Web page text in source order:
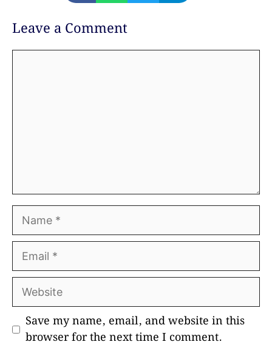
Leave a Comment
Name
Email
Website
Save my name, email, and website in this
browser for the next time I comment.